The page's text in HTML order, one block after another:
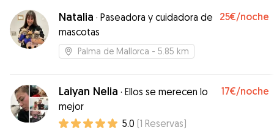
Natalia · Paseadora y cuidadora de
mascotas
25€/noche
Palma de Mallorca - 5.85 km
Laiyan Nelia · Ellos se merecen lo
mejor
17€/noche
5.0 (1 Reservas)